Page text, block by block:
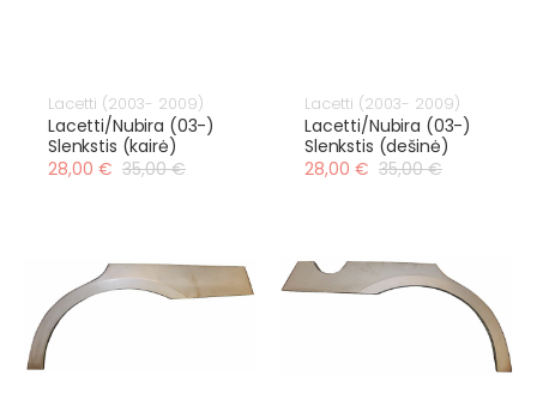
Lacetti (2003- 2009)
Lacetti/Nubira (03-)
Slenkstis (kairė)
28,00 € 35,00 €
Lacetti (2003- 2009)
Lacetti/Nubira (03-)
Slenkstis (dešinė)
28,00 € 35,00 €